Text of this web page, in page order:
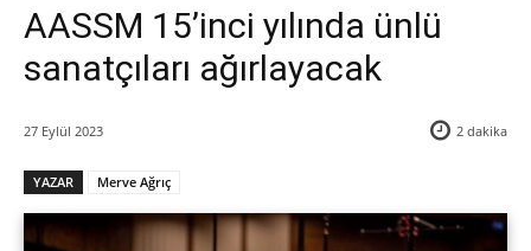
AASSM 15’inci yılında ünlü
sanatçıları ağırlayacak
27 Eylül 2023 2 dakika
YAZAR Merve Ağrıç